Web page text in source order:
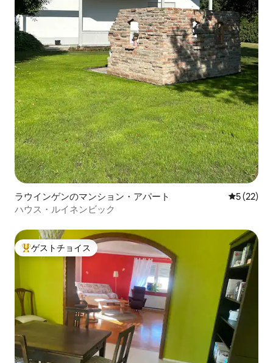
ラウインゲンのマンション・アパート レビュー
5 (22)
ハウス・ルイネンビック
大好評のゲストチョイスです。
ゲストチョイス